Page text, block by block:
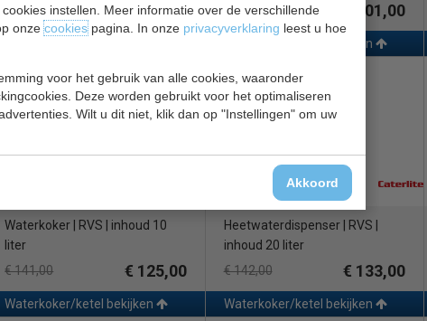
instellen. Meer informatie over de verschillende
onzecookiespagina. In onze privacyverklaring leest u hoe
voor het gebruik van alle cookies, waaronder
Deze worden gebruikt voor het optimaliseren
Wilt u dit niet, klik dan op "Instellingen" om uw
Akkoord
€ 105,00 € 90,00
€ 107,50
€ 101,00
Waterkoker/ketel bekijken
Buffalo CU547
Waterkoker | RVS | inhoud 10
liter
€ 141,00
€ 125,00
Waterkoker/ketel bekijken
Caterlite J722
Heetwaterdispenser | RVS |
inhoud 20 liter
€ 142,00
€ 133,00
Waterkoker/ketel bekijken